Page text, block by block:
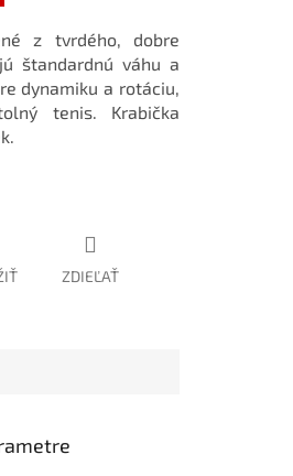
z tvrdého, dobre
štandardnú váhu a
dynamiku a rotáciu,
tenis. Krabička
ZDIEĽAŤ